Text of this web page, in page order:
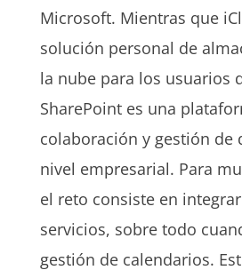
Microsoft. Mientras que
solución personal de
la nube para los usuarios
SharePoint es una
colaboración y gestión de
nivel empresarial. Para
el reto consiste en
servicios, sobre todo
gestión de calendarios.